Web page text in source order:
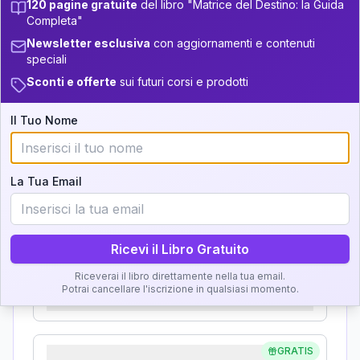
18.5-19 +3 18
33.5-34
34-36
37.5-38.5
38.5-39
Analisi, Significato e
Interpretazione
Clicca su ogni zona per leggere la definizione e
l'interpretazione!
Importanza:
Karma Genitore-Figlio
Importanza:
GRATIS
120 pagine gratuite del libro "Matrice del Destino: la Guida
Completa"
Newsletter esclusiva con aggiornamenti e contenuti
speciali
Sconti e offerte sui futuri corsi e prodotti
Il Tuo Nome
La Tua Email
Ricevi il Libro Gratuito
Riceverai il libro direttamente nella tua email.
Potrai cancellare l'iscrizione in qualsiasi momento.